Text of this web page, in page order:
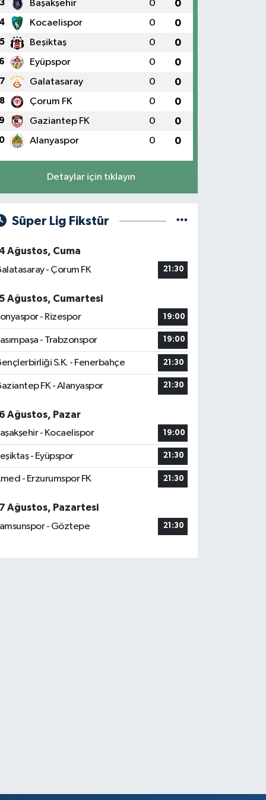
3 Başakşehir 0 0
4 Kocaelispor 0 0
5 Beşiktaş 0 0
6 Eyüpspor 0 0
7 Galatasaray 0 0
8 Çorum FK 0 0
9 Gaziantep FK 0 0
Alanyaspor 0 0
Detaylar için tıklayın
Süper Lig Fikstür
Ağustos, Cuma
- Çorum FK
21:30
Ağustos, Cumartesi
- Rizespor
19:00
- Trabzonspor 19:00
S.K. - Fenerbahçe 21:30
FK - Alanyaspor 21:30
Ağustos, Pazar
- Kocaelispor
19:00
- Eyüpspor 21:30
- Erzurumspor FK 21:30
Ağustos, Pazartesi
- Göztepe
21:30